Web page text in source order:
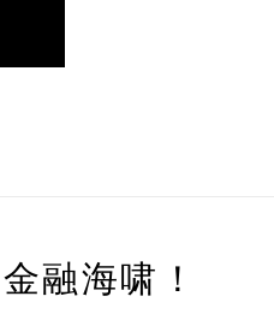
融海啸！